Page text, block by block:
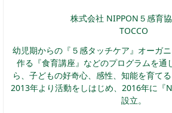
株式会社 NIPPON５感育
TOCCO
幼児期からの『５感タッチケア』オーガ
作る『食育講座』などのプログラムを通
ら、子どもの好奇心、感性、知能を育てる
2013年より活動をしはじめ、2016年に『
設立。